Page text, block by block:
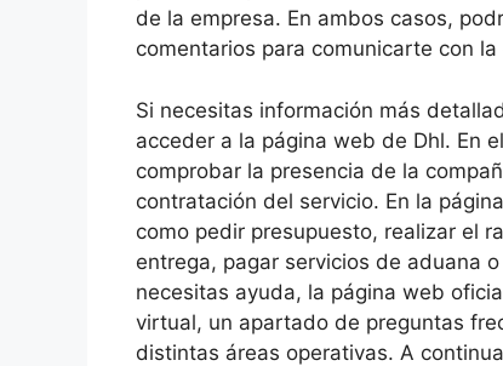
de la empresa. En ambos casos,
comentarios para comunicarte con la
Si necesitas información más
acceder a la página web de Dhl. En
comprobar la presencia de la
contratación del servicio. En la
como pedir presupuesto, realizar el
entrega, pagar servicios de aduana
necesitas ayuda, la página web
virtual, un apartado de preguntas
distintas áreas operativas. A